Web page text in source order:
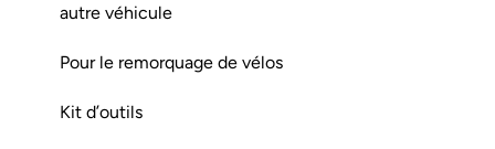
autre véhicule
Pour le remorquage de vélos
Kit d’outils